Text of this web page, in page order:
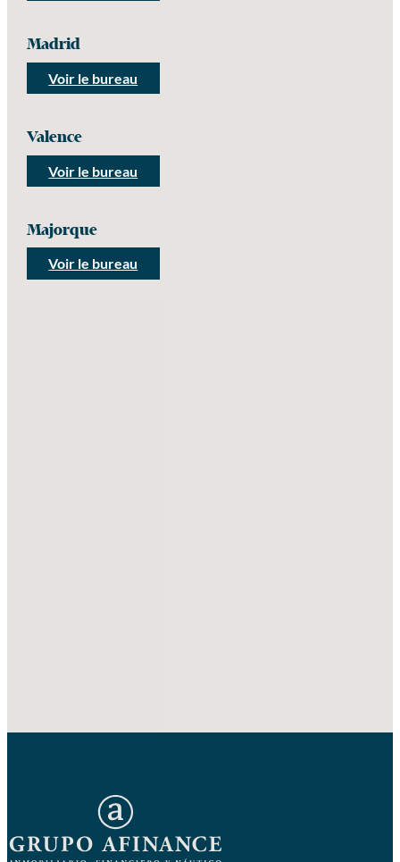
Madrid
Voir le bureau
Valence
Voir le bureau
Majorque
Voir le bureau